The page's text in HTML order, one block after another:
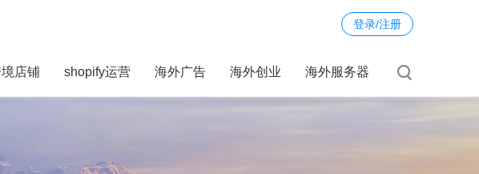
登录/注册
店铺 shopify运营 海外广告 海外创业 海外服务器